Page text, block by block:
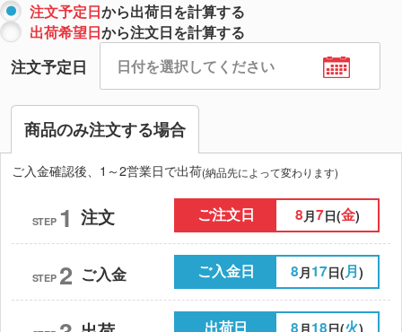
注文予定日から出荷日を計算する
出荷希望日から注文日を計算する
注文予定日
商品のみ注文する場合
ご入金確認後、1～2営業日で出荷(納品先によって変わります)
STEP 1 注文 ご注文日 8 月7日(金)
STEP 2 ご入金 ご入金日 8 月17日(月)
出荷日 8 月18日(火)